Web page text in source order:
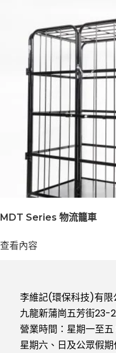
MDT Series 物流籠車
查看內容
李維記(環保科技)有限
九龍新蒲崗五芳街23-
營業時間：星期一至
星期六、日及公眾假期